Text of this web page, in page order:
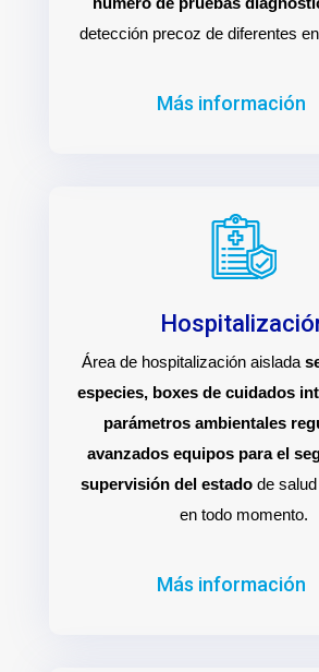
detección precoz de diferentes
Más información
Área de hospitalización aislada
especies, boxes de cuidados
parámetros ambientales
avanzados equipos para el
supervisión del estado de
en todo momento.
Más información